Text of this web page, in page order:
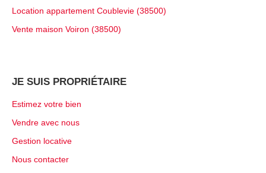
Location appartement Coublevie (38500)
Vente maison Voiron (38500)
JE SUIS PROPRIÉTAIRE
Estimez votre bien
Vendre avec nous
Gestion locative
Nous contacter